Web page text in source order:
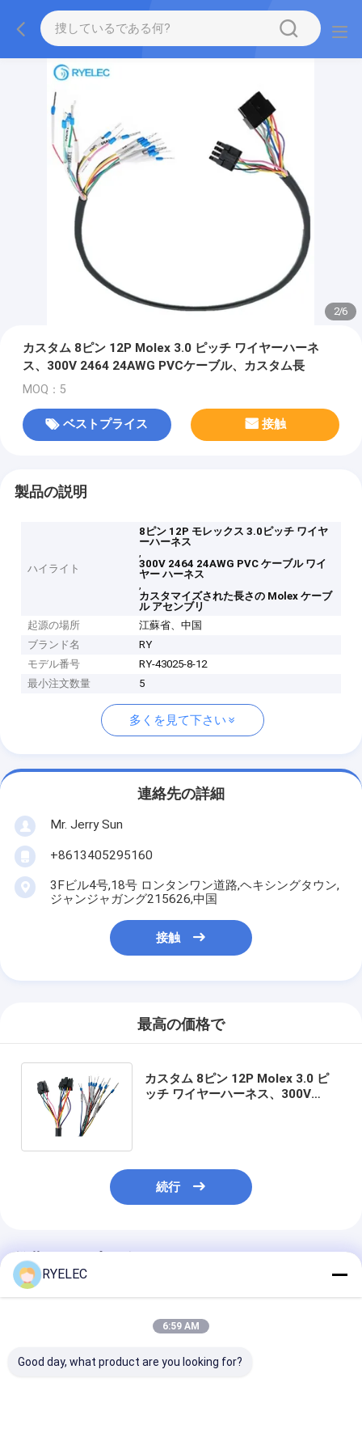
2/6
カスタム 8ピン 12P Molex 3.0 ピッチ ワイヤーハーネ
ス、300V 2464 24AWG PVCケーブル、カスタム長
MOQ：5
ベストプライス 接触
製品の説明
ハイライト
8ピン 12P モレックス 3.0ピッチ ワイヤ
ーハーネス
,
300V 2464 24AWG PVC ケーブル ワイ
ヤー ハーネス
,
カスタマイズされた長さの Molex ケーブ
ル アセンブリ
起源の場所
江蘇省、中国
ブランド名
RY
モデル番号
RY-43025-8-12
最小注文数量
5
多くを見て下さい
連絡先の詳細
Mr. Jerry Sun
+8613405295160
3Fビル4号,18号 ロンタンワン道路,ヘキシングタウン,
ジャンジャガング215626,中国
接触
最高の価格で
カスタム 8ピン 12P Molex 3.0 ピ
ッチ ワイヤーハーネス、300V
続行
推薦されたプロダクト
RYELEC
6:59 AM
Good day, what product are you looking for?